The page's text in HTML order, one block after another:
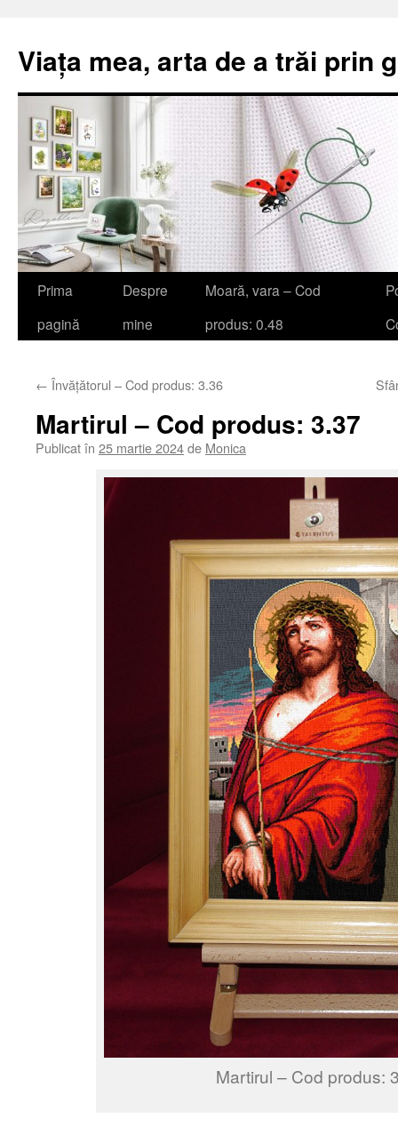
Viața mea, arta de a trăi prin
Sari
Prima
pagină
Despre
mine
Moară, vara – Cod
produs: 0.48
← Învățătorul – Cod produs: 3.36
Martirul – Cod produs: 3.37
Publicat în 25 martie 2024de Monica
Martirul – Cod produs: